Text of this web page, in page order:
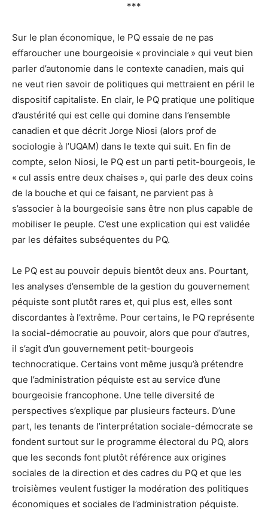
***
Sur le plan économique, le PQ essaie de ne pas
effaroucher une bourgeoisie « provinciale » qui veut bien
parler d’autonomie dans le contexte canadien, mais qui
ne veut rien savoir de politiques qui mettraient en péril le
dispositif capitaliste. En clair, le PQ pratique une politique
d’austérité qui est celle qui domine dans l’ensemble
canadien et que décrit Jorge Niosi (alors prof de
sociologie à l’UQAM) dans le texte qui suit. En fin de
compte, selon Niosi, le PQ est un parti petit-bourgeois, le
« cul assis entre deux chaises », qui parle des deux coins
de la bouche et qui ce faisant, ne parvient pas à
s’associer à la bourgeoisie sans être non plus capable de
mobiliser le peuple. C’est une explication qui est validée
par les défaites subséquentes du PQ.
Le PQ est au pouvoir depuis bientôt deux ans. Pourtant,
les analyses d’ensemble de la gestion du gouvernement
péquiste sont plutôt rares et, qui plus est, elles sont
discordantes à l’extrême. Pour certains, le PQ représente
la social-démocratie au pouvoir, alors que pour d’autres,
il s’agit d’un gouvernement petit-bourgeois
technocratique. Certains vont même jusqu’à prétendre
que l’administration péquiste est au service d’une
bourgeoisie francophone. Une telle diversité de
perspectives s’explique par plusieurs facteurs. D’une
part, les tenants de l’interprétation sociale-démocrate se
fondent surtout sur le programme électoral du PQ, alors
que les seconds font plutôt référence aux origines
sociales de la direction et des cadres du PQ et que les
troisièmes veulent fustiger la modération des politiques
économiques et sociales de l’administration péquiste.